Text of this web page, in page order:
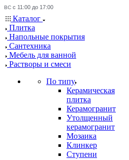
ВС с 11:00 до 17:00
Каталог
Плитка
Напольные покрытия
Сантехника
Мебель для ванной
Растворы и смеси
По типу
Керамическая
плитка
Керамогранит
Утолщенный
керамогранит
Мозаика
Клинкер
Ступени